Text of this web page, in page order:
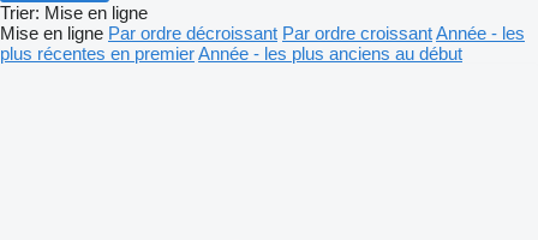
Trier: Mise en ligne
Mise en ligne Par ordre décroissant Par ordre croissantAnnée - les
plus récentes en premierAnnée - les plus anciens au début